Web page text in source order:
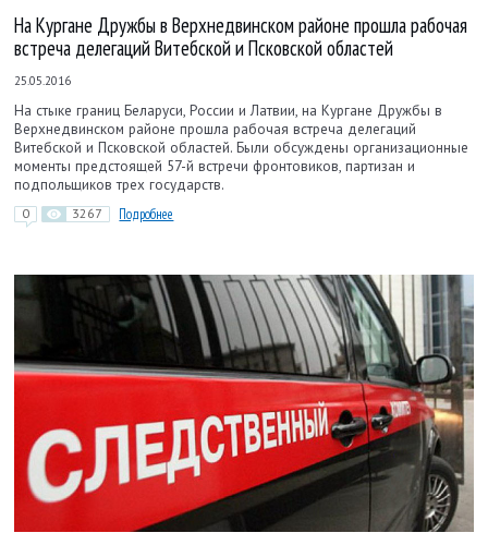
На Кургане Дружбы в Верхнедвинском районе прошла рабочая
встреча делегаций Витебской и Псковской областей
25.05.2016
На стыке границ Беларуси, России и Латвии, на Кургане Дружбы в
Верхнедвинском районе прошла рабочая встреча делегаций
Витебской и Псковской областей. Были обсуждены организационные
моменты предстоящей 57-й встречи фронтовиков, партизан и
подпольщиков трех государств.
0 3267 Подробнее